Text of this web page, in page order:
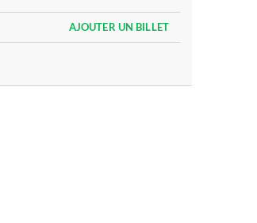
AJOUTER UN BILLET